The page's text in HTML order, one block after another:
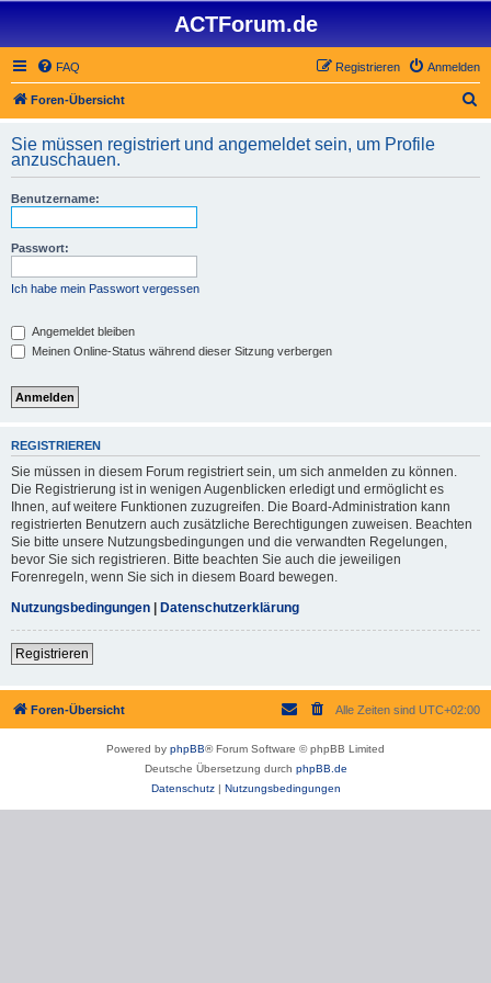
ACTForum.de
FAQ Anmelden
Registrieren
Foren-Übersicht
h
Sie müssen registriert und angemeldet sein, um Profile
anzuschauen.
Benutzername:
Passwort:
Ich habe mein Passwort vergessen
Angemeldet bleiben
Meinen Online-Status während dieser Sitzung verbergen
REGISTRIEREN
Sie müssen in diesem Forum registriert sein, um sich anmelden zu können.
Die Registrierung ist in wenigen Augenblicken erledigt und ermöglicht es
Ihnen, auf weitere Funktionen zuzugreifen. Die Board-Administration kann
registrierten Benutzern auch zusätzliche Berechtigungen zuweisen. Beachten
Sie bitte unsere Nutzungsbedingungen und die verwandten Regelungen,
bevor Sie sich registrieren. Bitte beachten Sie auch die jeweiligen
Forenregeln, wenn Sie sich in diesem Board bewegen.
Nutzungsbedingungen | Datenschutzerklärung
Registrieren
Foren-Übersicht Alle Zeiten sind UTC+02:00
Powered by phpBB® Forum Software © phpBB Limited
Deutsche Übersetzung durch phpBB.de
Datenschutz| Nutzungsbedingungen